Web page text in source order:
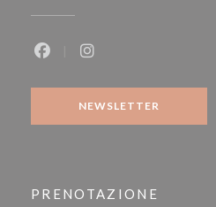
NEWSLETTER
PRENOTAZIONE